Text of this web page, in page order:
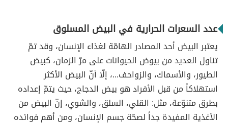
عدد السعرات الحرارية في البيض المسلوق
يعتبر البيض أحد المصادر الهامّة لغذاء الإنسان، وقد تمّ
تناول العديد من بيوض الحيوانات على مرّ الزمان، كبيض
الطيور، والأسماك، والزواحف...، إلّا أنّ البيض الأكثر
استهلاكاً من قبل الأفراد هو بيض الدجاج، حيث يتمّ إعداده
بطرق متنوّعة، مثل: القلي، السلق، والشوي، إنّ البيض من
الأغذية المفيدة جداً لصحّة جسم الإنسان، ومن أهم فوائده